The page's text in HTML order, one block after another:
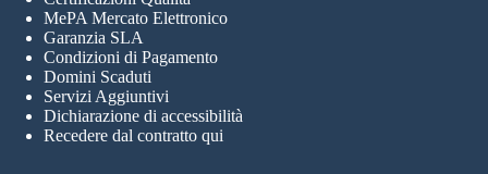
MePA Mercato Elettronico
Garanzia SLA
Condizioni di Pagamento
Domini Scaduti
Servizi Aggiuntivi
Dichiarazione di accessibilità
Recedere dal contratto qui